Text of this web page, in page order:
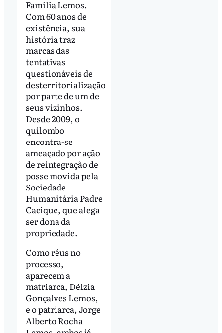
Família Lemos.
Com 60 anos de
existência, sua
história traz
marcas das
tentativas
questionáveis de
desterritorialização
por parte de um de
seus vizinhos.
Desde 2009, o
quilombo
encontra-se
ameaçado por ação
de reintegração de
posse movida pela
Sociedade
Humanitária Padre
Cacique, que alega
ser dona da
propriedade.
Como réus no
processo,
aparecem a
matriarca, Délzia
Gonçalves Lemos,
e o patriarca, Jorge
Alberto Rocha